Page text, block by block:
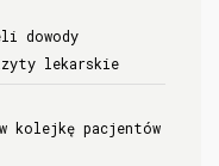
dowody
lekarskie
kolejkę pacjentów